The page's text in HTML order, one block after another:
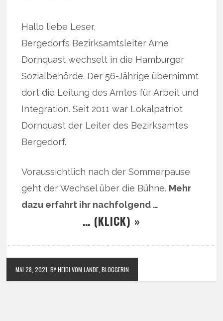
Hallo liebe Leser,
Bergedorfs Bezirksamtsleiter Arne
Dornquast wechselt in die Hamburger
Sozialbehörde. Der 56-Jährige übernimmt
dort die Leitung des Amtes für Arbeit und
Integration. Seit 2011 war Lokalpatriot
Dornquast der Leiter des Bezirksamtes
Bergedorf.
Voraussichtlich nach der Sommerpause
geht der Wechsel über die Bühne. Mehr
dazu erfahrt ihr nachfolgend …
… (KLICK) »
MAI 28, 2021 BY HEIDI VOM LANDE, BLOGGERIN